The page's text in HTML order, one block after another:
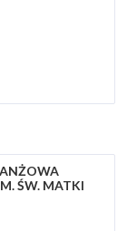
ŚW. MATKI